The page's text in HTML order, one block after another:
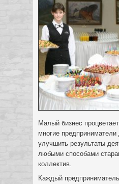
Малый бизнес
многие
улучшить результаты
любыми способами
коллектив.
Каждый